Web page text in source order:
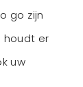
go zijn
houdt er
uw